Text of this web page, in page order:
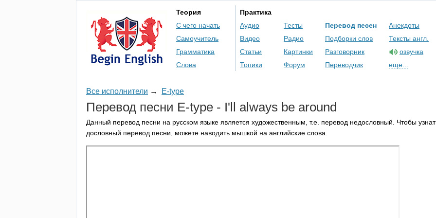
Теория
С чего начать
Самоучитель
Грамматика
Слова
Практика
Аудио
Видео
Статьи
Топики
Тесты
Радио
Картинки
Форум
Перевод песен
Подборки слов
Разговорник
Переводчик
Анекдоты
Тексты англ.
озвучка
еще...
Все исполнители → E-type
Перевод песни E-type - I'll always be around
Данный перевод песни на русском языке является художественным, т.е. перевод недословный. Чтобы
дословный перевод песни, можете наводить мышкой на английские слова.